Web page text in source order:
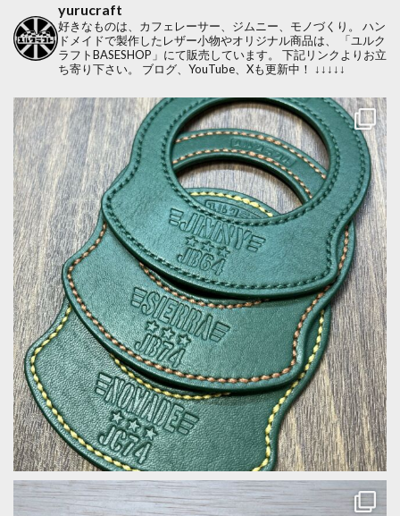
yurucraft
好きなものは、カフェレーサー、ジムニー、モノづくり。
ハン
ドメイドで製作したレザー小物やオリジナル商品は、
「ユルク
ラフトBASESHOP」にて販売しています。
下記リンクよりお立
ち寄り下さい。
ブログ、YouTube、Xも更新中！ ↓↓↓↓↓